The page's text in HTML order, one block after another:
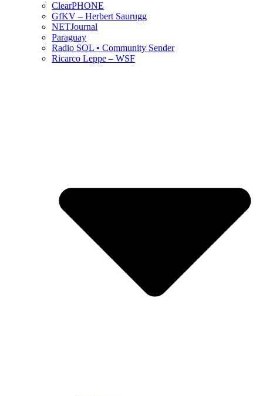
ClearPHONE
GfKV – Herbert Saurugg
NETJournal
Paraguay
Radio SOL • Community Sender
Ricarco Leppe – WSF